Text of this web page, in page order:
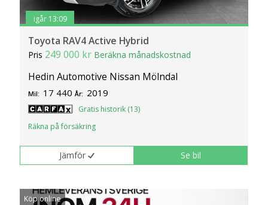
igår 13:09
Toyota RAV4 Active Hybrid
Pris 249 000 kr Beräkna månadskostnad
Hedin Automotive Nissan Mölndal
Mil: 17 440 År: 2019
Gratis historik (13)
Räkna på försäkring
Jämför Se bil
Köp online